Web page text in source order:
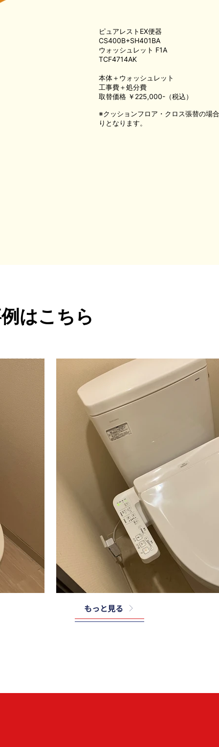
※クッションフロア・クロス張替の場
りとなります。
ピュアレストEX便器
CS400B+SH401BA
ウォッシュレット F1A
TCF4714AK
本体＋ウォッシュレット
工事費＋処分費
取替価格 ￥225,000-（税込）
もっと見る
はこちら